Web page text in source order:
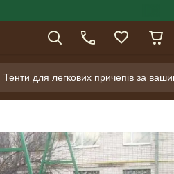
Тенти для легкових причепів за